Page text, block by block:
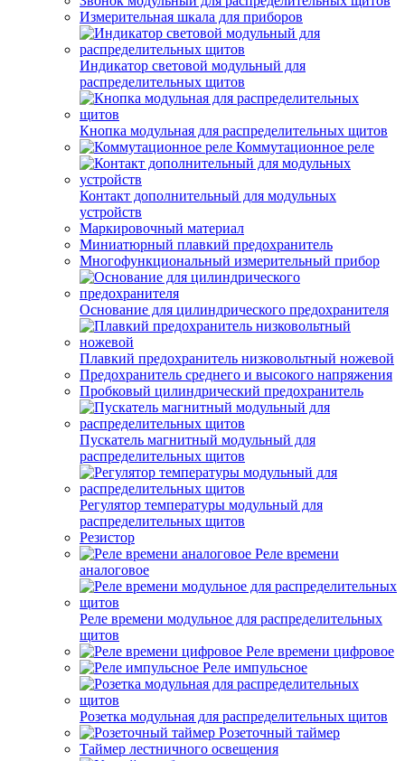
Измерительная шкала для приборов
Индикатор световой модульный для
распределительных щитов
Кнопка модульная для распределительных щитов
Коммутационное реле
Контакт дополнительный для модульных
устройств
Маркировочный материал
Миниатюрный плавкий предохранитель
Многофункциональный измерительный прибор
Основание для цилиндрического предохранителя
Плавкий предохранитель низковольтный ножевой
Предохранитель среднего и высокого напряжения
Пробковый цилиндрический предохранитель
Пускатель магнитный модульный для
распределительных щитов
Регулятор температуры модульный для
распределительных щитов
Резистор
Реле времени
аналоговое
Реле времени модульное для распределительных
щитов
Реле времени цифровое
Реле импульсное
Розетка модульная для распределительных щитов
Розеточный таймер
Таймер лестничного освещения